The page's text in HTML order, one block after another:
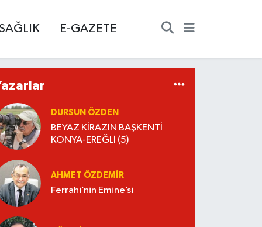
E-GAZETE
DURSUN ÖZDEN
BEYAZ KİRAZIN BAŞKENTİ
KONYA-EREĞLİ (5)
AHMET ÖZDEMIR
Ferrahi’nin Emine’si